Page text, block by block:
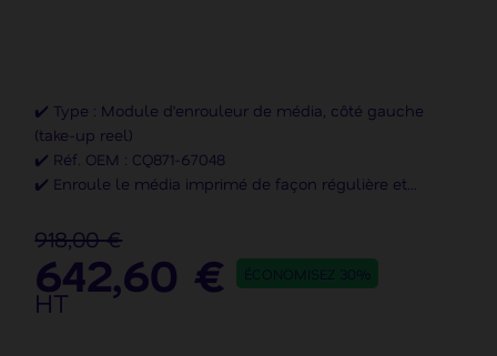
✔️ Type : Module d’enrouleur de média, côté gauche
(take-up reel)
✔️ Réf. OEM : CQ871-67048
✔️ Enroule le média imprimé de façon régulière et
✔️ Marque : HP
918,00 €
642,60 € ÉCONOMISEZ 30%
HT